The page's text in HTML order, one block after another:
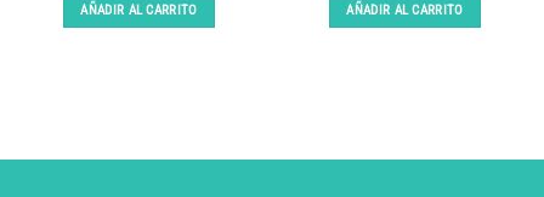
AÑADIR AL CARRITO AÑADIR AL CARRITO